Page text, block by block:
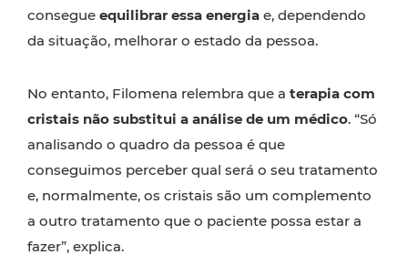
consegue equilibrar essa energia e, dependendo
da situação, melhorar o estado da pessoa.
No entanto, Filomena relembra que a terapia com
cristais não substitui a análise de um médico. “Só
analisando o quadro da pessoa é que
conseguimos perceber qual será o seu tratamento
e, normalmente, os cristais são um complemento
a outro tratamento que o paciente possa estar a
fazer”, explica.